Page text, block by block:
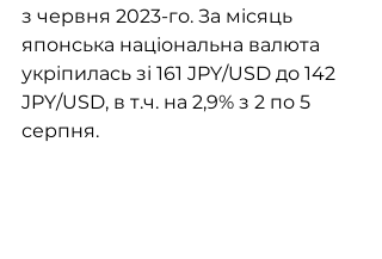
з червня 2023-го. За місяць
японська національна валюта
укріпилась зі 161 JPY/USD до 142
JPY/USD, в т.ч. на 2,9% з 2 по 5
серпня.